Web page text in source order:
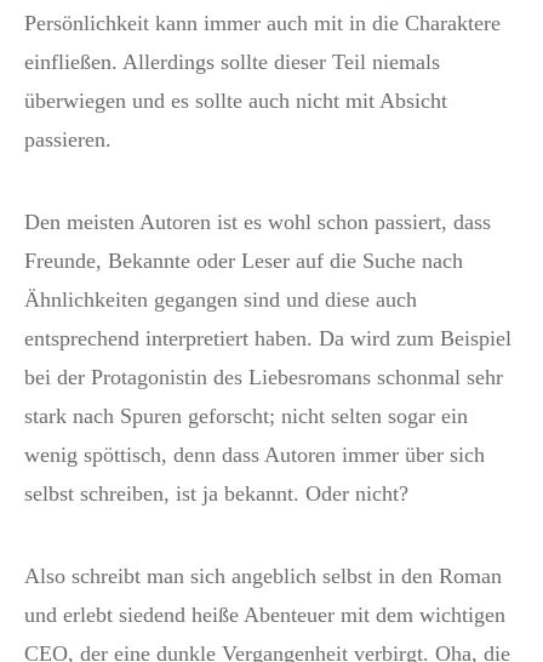
Persönlichkeit kann immer auch mit in die Charaktere
einfließen. Allerdings sollte dieser Teil niemals
überwiegen und es sollte auch nicht mit Absicht
passieren.
Den meisten Autoren ist es wohl schon passiert, dass
Freunde, Bekannte oder Leser auf die Suche nach
Ähnlichkeiten gegangen sind und diese auch
entsprechend interpretiert haben. Da wird zum Beispiel
bei der Protagonistin des Liebesromans schonmal sehr
stark nach Spuren geforscht; nicht selten sogar ein
wenig spöttisch, denn dass Autoren immer über sich
selbst schreiben, ist ja bekannt. Oder nicht?
Also schreibt man sich angeblich selbst in den Roman
und erlebt siedend heiße Abenteuer mit dem wichtigen
CEO, der eine dunkle Vergangenheit verbirgt. Oha, die